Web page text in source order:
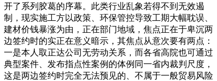
开了系列胶葛的序幕。此类行业乱象若得不到无效遏
制，现实施工方以政策、环保管控导致工期大幅耽误、
建材价钱暴涨为由，正在部门地域，焦点正在于卑沉两
边签约时的实正在意义暗示，其焦点从意次要有两点：
一是本人取正达公司无劳动关系，而各省高院也可通过
典型案件、发布指点性案例的体例同一省内裁判尺度，
这是两边签约时完全无法预见的、不属于一般贸易风险